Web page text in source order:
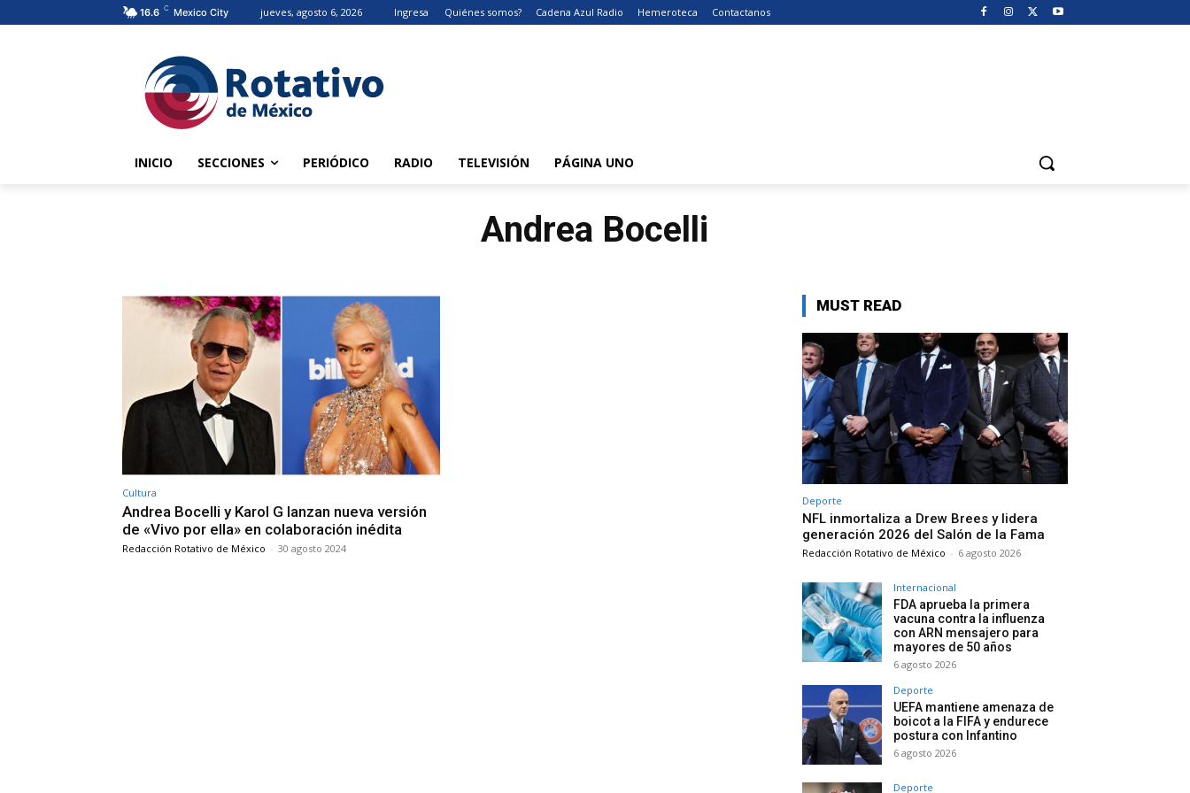
16.6 C Mexico City jueves, agosto 6, 2026 Ingresa Quiénes somos? Cadena Azul Radio Hemeroteca Contactanos
INICIO SECCIONES PERIÓDICO RADIO TELEVISIÓN PÁGINA UNO
Andrea Bocelli
Cultura
Andrea Bocelli y Karol G lanzan nueva versión
de «Vivo por ella» en colaboración inédita
Redacción Rotativo de México - 30 agosto 2024
MUST READ
Deporte
NFL inmortaliza a Drew Brees y lidera
generación 2026 del Salón de la Fama
Redacción Rotativo de México - 6 agosto 2026
Internacional
FDA aprueba la primera
vacuna contra la influenza
con ARN mensajero para
mayores de 50 años
6 agosto 2026
Deporte
UEFA mantiene amenaza de
boicot a la FIFA y endurece
postura con Infantino
6 agosto 2026
Deporte